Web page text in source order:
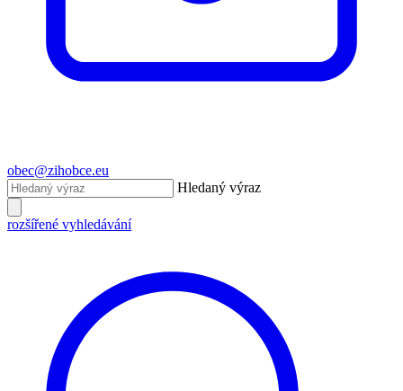
obec@zihobce.eu
Hledaný výraz
rozšířené vyhledávání